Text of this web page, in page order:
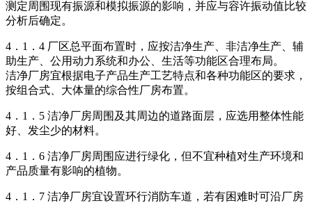
测定周围现有振源和模拟振源的影响，并应与容许振动值比较
分析后确定。
4．1．4 厂区总平面布置时，应按洁净生产、非洁净生产、辅
助生产、公用动力系统和办公、生活等功能区合理布局。
洁净厂房宜根据电子产品生产工艺特点和各种功能区的要求，
按组合式、大体量的综合性厂房布置。
4．1．5 洁净厂房周围及其周边的道路面层，应选用整体性能
好、发尘少的材料。
4．1．6 洁净厂房周围应进行绿化，但不宜种植对生产环境和
产品质量有影响的植物。
4．1．7 洁净厂房宜设置环行消防车道，若有困难时可沿厂房